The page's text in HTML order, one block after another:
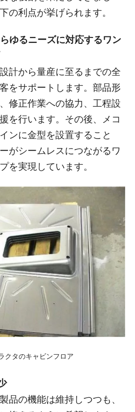
の利点が挙げられます。
ゆるニーズに対応するワン
計から量産に至るまでの全
をサポートします。部品形
修正作業への協力、工程設
を行います。その後、メコ
ンに金型を設置すること
がシームレスにつながるワ
を実現しています。
クタのキャビンフロア
品の機能は維持しつつも、